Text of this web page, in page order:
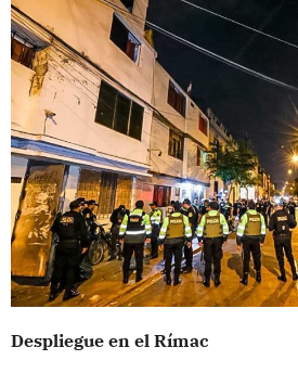
Despliegue en el Rímac